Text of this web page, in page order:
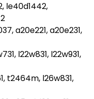
le40d1442,
a20e221, a20e231,
l22w831, l22w931,
t2464m, l26w831,